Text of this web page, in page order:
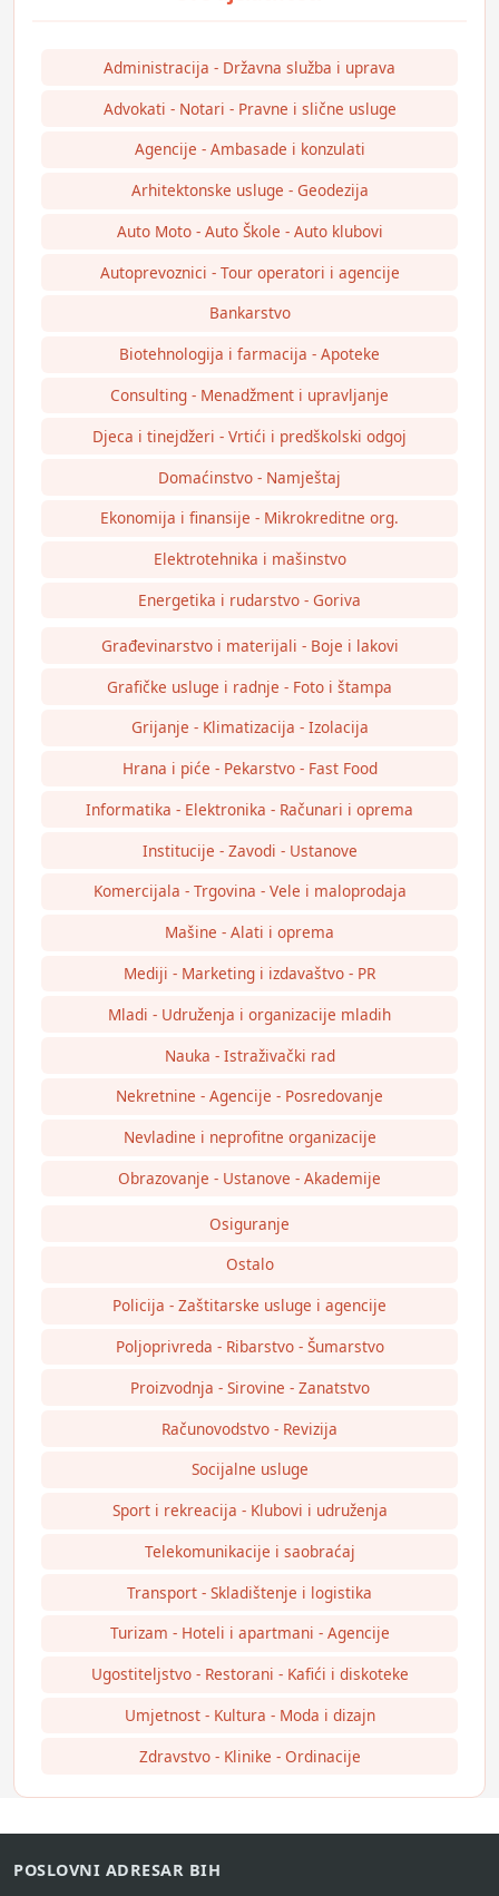
Administracija - Državna služba i uprava
Advokati - Notari - Pravne i slične usluge
Agencije - Ambasade i konzulati
Arhitektonske usluge - Geodezija
Auto Moto - Auto Škole - Auto klubovi
Autoprevoznici - Tour operatori i agencije
Bankarstvo
Biotehnologija i farmacija - Apoteke
Consulting - Menadžment i upravljanje
Djeca i tinejdžeri - Vrtići i predškolski odgoj
Domaćinstvo - Namještaj
Ekonomija i finansije - Mikrokreditne org.
Elektrotehnika i mašinstvo
Energetika i rudarstvo - Goriva
Građevinarstvo i materijali - Boje i lakovi
Grafičke usluge i radnje - Foto i štampa
Grijanje - Klimatizacija - Izolacija
Hrana i piće - Pekarstvo - Fast Food
Informatika - Elektronika - Računari i oprema
Institucije - Zavodi - Ustanove
Komercijala - Trgovina - Vele i maloprodaja
Mašine - Alati i oprema
Mediji - Marketing i izdavaštvo - PR
Mladi - Udruženja i organizacije mladih
Nauka - Istraživački rad
Nekretnine - Agencije - Posredovanje
Nevladine i neprofitne organizacije
Obrazovanje - Ustanove - Akademije
Osiguranje
Ostalo
Policija - Zaštitarske usluge i agencije
Poljoprivreda - Ribarstvo - Šumarstvo
Proizvodnja - Sirovine - Zanatstvo
Računovodstvo - Revizija
Socijalne usluge
Sport i rekreacija - Klubovi i udruženja
Telekomunikacije i saobraćaj
Transport - Skladištenje i logistika
Turizam - Hoteli i apartmani - Agencije
Ugostiteljstvo - Restorani - Kafići i diskoteke
Umjetnost - Kultura - Moda i dizajn
Zdravstvo - Klinike - Ordinacije
POSLOVNI ADRESAR BIH